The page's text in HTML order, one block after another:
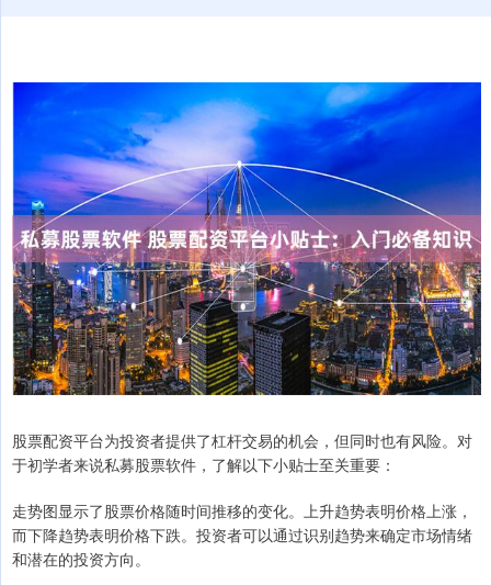
股票配资平台为投资者提供了杠杆交易的机会，但同时也有风险。对
于初学者来说私募股票软件，了解以下小贴士至关重要：
走势图显示了股票价格随时间推移的变化。上升趋势表明价格上涨，
而下降趋势表明价格下跌。投资者可以通过识别趋势来确定市场情绪
和潜在的投资方向。